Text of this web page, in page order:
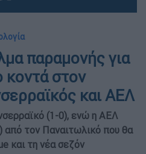
παραμονής για
κοντά στον
και ΑΕΛ
(1-0), ενώ η ΑΕΛ
από τον Παναιτωλικό που θα
και τη νέα σεζόν